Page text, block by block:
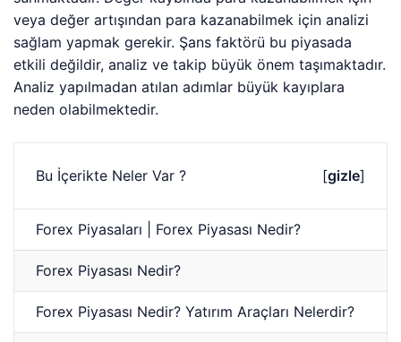
veya değer artışından para kazanabilmek için analizi
sağlam yapmak gerekir. Şans faktörü bu piyasada
etkili değildir, analiz ve takip büyük önem taşımaktadır.
Analiz yapılmadan atılan adımlar büyük kayıplara
neden olabilmektedir.
Bu İçerikte Neler Var ? [gizle]
Forex Piyasaları | Forex Piyasası Nedir?
Forex Piyasası Nedir?
Forex Piyasası Nedir? Yatırım Araçları Nelerdir?